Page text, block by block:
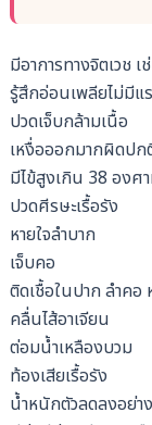
มีอาการทางจิตเวช เ
รู้สึกอ่อนเพลียไม่มีแ
ปวดเจ็บกล้ามเนื้อ
เหงื่อออกมากผิดปก
มีไข้สูงเกิน 38 องศ
ปวดศีรษะเรื้อรัง
หายใจลำบาก
เจ็บคอ
ติดเชื้อในปาก ลำคอ
คลื่นไส้อาเจียน
ต่อมน้ำเหลืองบวม
ท้องเสียเรื้อรัง
น้ำหนักตัวลดลงอย่า